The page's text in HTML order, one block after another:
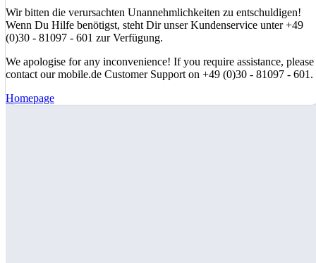
Wir bitten die verursachten Unannehmlichkeiten zu entschuldigen!
Wenn Du Hilfe benötigst, steht Dir unser Kundenservice unter +49
(0)30 - 81097 - 601 zur Verfügung.
We apologise for any inconvenience! If you require assistance, please
contact our mobile.de Customer Support on +49 (0)30 - 81097 - 601.
Homepage